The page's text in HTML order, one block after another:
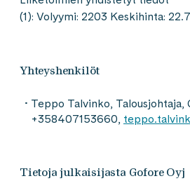
(1): Volyymi: 2203 Keskihinta:
Yhteyshenkilöt
Teppo Talvinko, Talousjohtaja,
+358407153660,
Tietoja julkaisijasta Gofore Oyj